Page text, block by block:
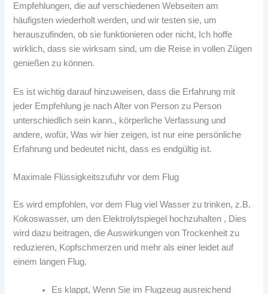
Empfehlungen, die auf verschiedenen Webseiten am
häufigsten wiederholt werden, und wir testen sie, um
herauszufinden, ob sie funktionieren oder nicht, Ich hoffe
wirklich, dass sie wirksam sind, um die Reise in vollen Zügen
genießen zu können.
Es ist wichtig darauf hinzuweisen, dass die Erfahrung mit
jeder Empfehlung je nach Alter von Person zu Person
unterschiedlich sein kann., körperliche Verfassung und
andere, wofür, Was wir hier zeigen, ist nur eine persönliche
Erfahrung und bedeutet nicht, dass es endgültig ist.
Maximale Flüssigkeitszufuhr vor dem Flug
Es wird empfohlen, vor dem Flug viel Wasser zu trinken, z.B.
Kokoswasser, um den Elektrolytspiegel hochzuhalten , Dies
wird dazu beitragen, die Auswirkungen von Trockenheit zu
reduzieren, Kopfschmerzen und mehr als einer leidet auf
einem langen Flug.
Es klappt, Wenn Sie im Flugzeug ausreichend